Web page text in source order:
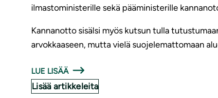
ilmastoministerille sekä pääministerille
Kannanotto sisälsi myös kutsun tulla
arvokkaaseen, mutta vielä suojelemattomaan
LUE LISÄÄ
Lisää artikkeleita